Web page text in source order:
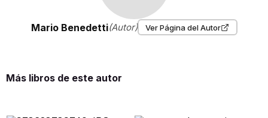
Mario Benedetti(Autor) Ver Página del Autor
Más libros de este autor